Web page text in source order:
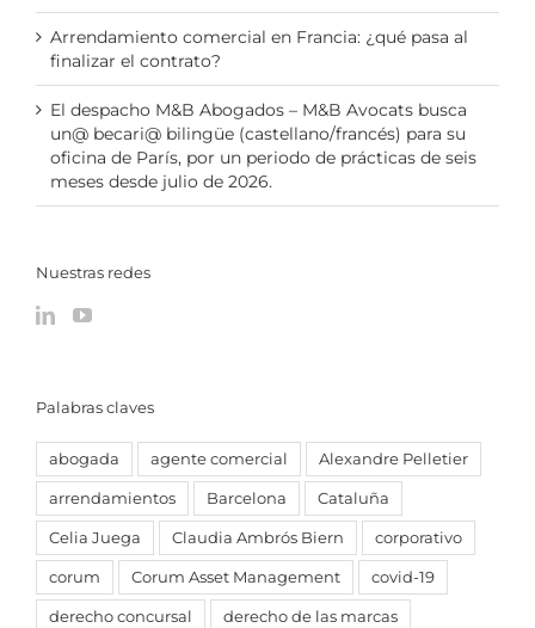
Arrendamiento comercial en Francia: ¿qué pasa al
finalizar el contrato?
El despacho M&B Abogados – M&B Avocats busca
un@ becari@ bilingüe (castellano/francés) para su
oficina de París, por un periodo de prácticas de seis
meses desde julio de 2026.
Nuestras redes
Palabras claves
abogada agente comercial Alexandre Pelletier
arrendamientos Barcelona Cataluña
Celia Juega Claudia Ambrós Biern corporativo
corum Corum Asset Management covid-19
derecho concursal derecho de las marcas